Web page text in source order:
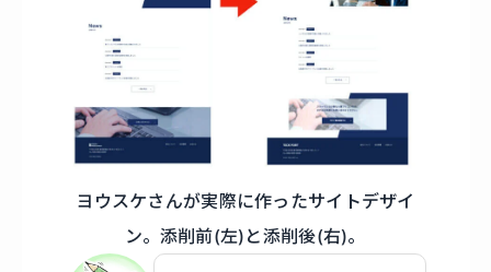
ヨウスケさんが実際に作ったサイトデザイ
ン。添削前(左)と添削後(右)。